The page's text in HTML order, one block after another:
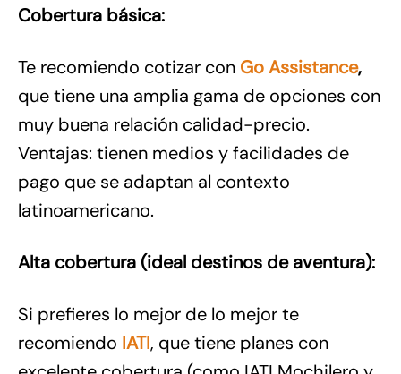
Cobertura básica:
Te recomiendo cotizar con Go Assistance,
que tiene una amplia gama de opciones con
muy buena relación calidad-precio.
Ventajas: tienen medios y facilidades de
pago que se adaptan al contexto
latinoamericano.
Alta cobertura (ideal destinos de aventura):
Si prefieres lo mejor de lo mejor te
recomiendo IATI, que tiene planes con